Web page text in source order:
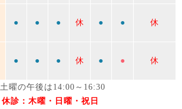
● ● ● 休 ● ● 休
● ● ● 休 ● ● 休
土曜の午後は14:00～16:30
休診：木曜・日曜・祝日